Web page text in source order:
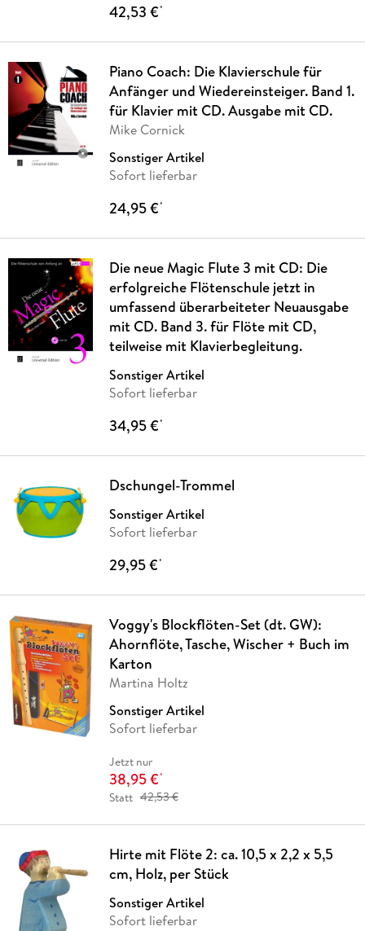
42,53 €*
Piano Coach: Die Klavierschule für
Anfänger und Wiedereinsteiger. Band 1.
für Klavier mit CD. Ausgabe mit CD.
Mike Cornick
Sonstiger Artikel
Sofort lieferbar
24,95 €*
Die neue Magic Flute 3 mit CD: Die
erfolgreiche Flötenschule jetzt in
umfassend überarbeiteter Neuausgabe
mit CD. Band 3. für Flöte mit CD,
teilweise mit Klavierbegleitung.
Sonstiger Artikel
Sofort lieferbar
34,95 €*
Dschungel-Trommel
Sonstiger Artikel
Sofort lieferbar
29,95 €*
Voggy's Blockflöten-Set (dt. GW):
Ahornflöte, Tasche, Wischer + Buch im
Karton
Martina Holtz
Sonstiger Artikel
Sofort lieferbar
Jetzt nur
38,95 €*
Statt 42,53 €
Hirte mit Flöte 2: ca. 10,5 x 2,2 x 5,5
cm, Holz, per Stück
Sonstiger Artikel
Sofort lieferbar